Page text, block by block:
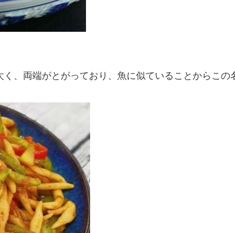
、両端がとがっており、魚に似ていることからこ